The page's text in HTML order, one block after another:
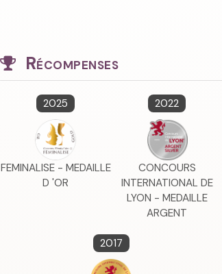
Récompenses
2025
FEMINALISE - MEDAILLE
D 'OR
2022
CONCOURS
INTERNATIONAL DE
LYON - MEDAILLE
ARGENT
2017